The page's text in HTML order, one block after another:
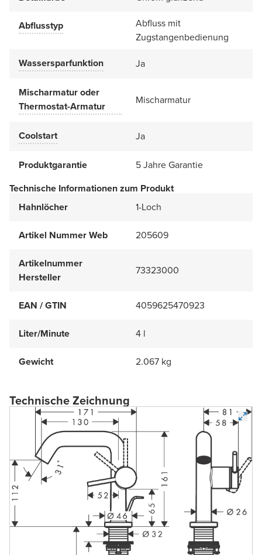
Abflusstyp
Abfluss mit
Zugstangenbedienung
Wassersparfunktion
Ja
Mischarmatur oder
Thermostat-Armatur
Mischarmatur
Coolstart Ja
Produktgarantie
5 Jahre Garantie
Technische Informationen zum Produkt
Hahnlöcher
1-Loch
Artikel Nummer Web 205609
Artikelnummer
Hersteller
73323000
EAN / GTIN 4059625470923
Liter/Minute 4 l
Gewicht 2.067 kg
Technische Zeichnung